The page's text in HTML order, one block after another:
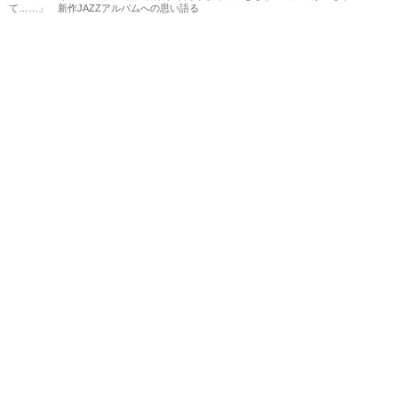
て……」 新作JAZZアルバムへの思い語る